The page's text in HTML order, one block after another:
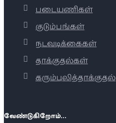
படையணிகள்
குடும்பங்கள்
நடவடிக்கைகள்
தாக்குதல்கள்
கரும்புலித்தாக்குதல்
வேண்டுகிறோம்...